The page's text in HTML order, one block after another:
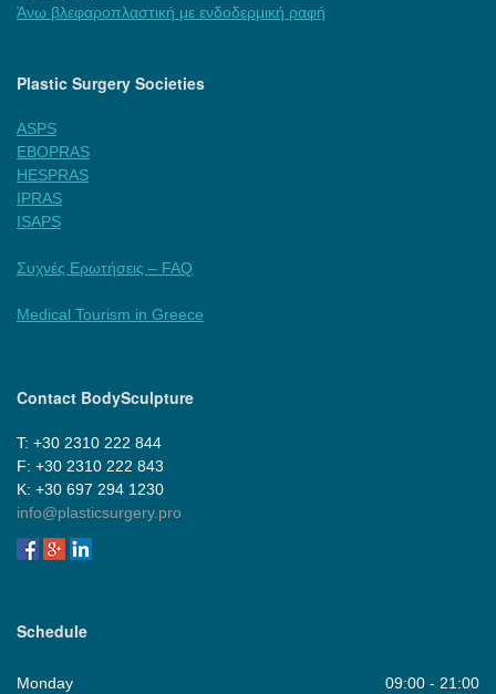
Άνω βλεφαροπλαστική με ενδοδερμική ραφή
Plastic Surgery Societies
ASPS
EBOPRAS
HESPRAS
IPRAS
ISAPS
Συχνές Ερωτήσεις – FAQ
Medical Tourism in Greece
Contact BodySculpture
Τ: +30 2310 222 844
F: +30 2310 222 843
Κ: +30 697 294 1230
info@plasticsurgery.pro
Schedule
Monday 09:00 - 21:00